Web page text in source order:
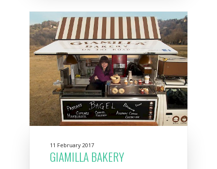
11 February 2017
GIAMILLA BAKERY